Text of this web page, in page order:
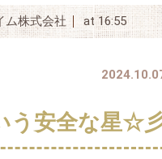
ム株式会社 at 16:55
う安全な星☆